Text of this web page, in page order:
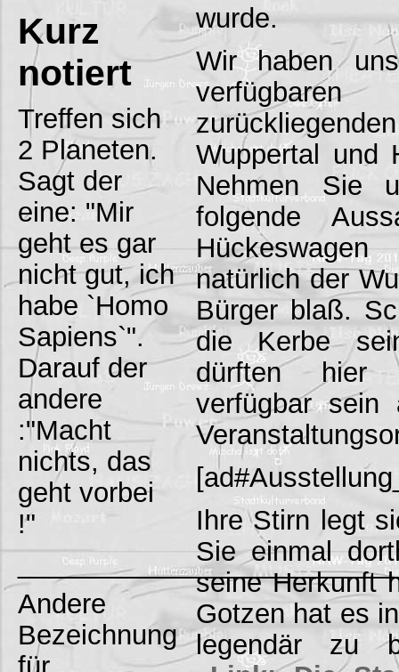
Kurz
notiert
Treffen sich
2 Planeten.
Sagt der
eine: "Mir
geht es gar
nicht gut, ich
habe `Homo
Sapiens`".
Darauf der
andere
:"Macht
nichts, das
geht vorbei
!"
Andere
Bezeichnung
für
wurde.
Wir haben
Wuppertal und
Nehmen Sie
folgende
natürlich der
Bürger blaß.
die Kerbe
dürften hier
verfügbar sein
Ihre Stirn legt
Sie einmal
seine Herkunft
Gotzen hat es
legendär zu